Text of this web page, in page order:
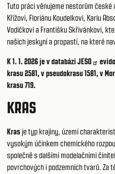
Tuto práci věnujeme nestorům
Křížovi, Floriánu Koudelkovi, Karlu
Vodičkovi a Františku Skřivánkovi,
našich jeskyní a propastí, na které
K 1. 1. 2026 je v databázi JESO
krasu 2581, v pseudokrasu 1581, v
krasu 719.
KRAS
Kras je typ krajiny, území
vysokým účinkem chemického
společně s dalšími modelačními
povrchových i podzemních tvarů. Za